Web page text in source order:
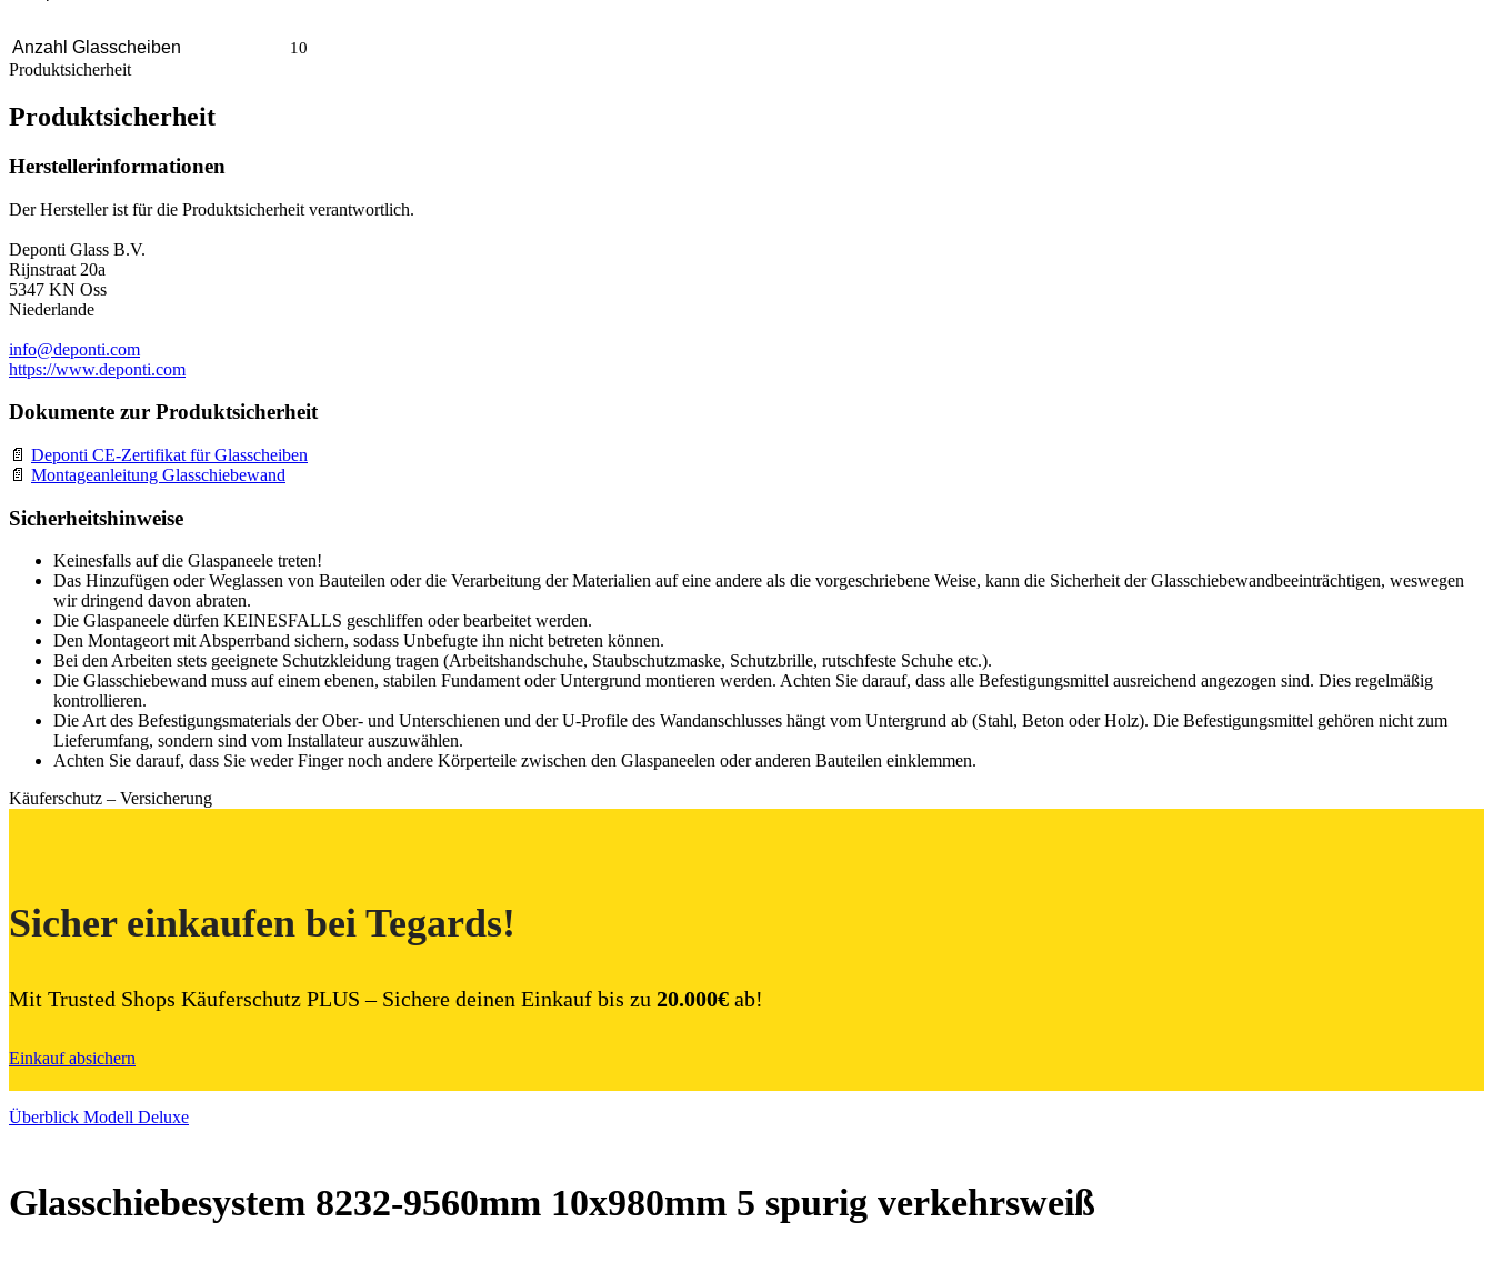
Anzahl Glasscheiben 10
Produktsicherheit
Produktsicherheit
Herstellerinformationen
Der Hersteller ist für die Produktsicherheit verantwortlich.
Deponti Glass B.V.
Rijnstraat 20a
5347 KN Oss
Niederlande
info@deponti.com
https://www.deponti.com
Dokumente zur Produktsicherheit
Deponti CE-Zertifikat für Glasscheiben
Montageanleitung Glasschiebewand
Sicherheitshinweise
Keinesfalls auf die Glaspaneele treten!
Das Hinzufügen oder Weglassen von Bauteilen oder die Verarbeitung der Materialien auf eine andere als die vorgeschriebene Weise, kann die Sicherheit der Glasschiebewandbeeinträchtigen, weswegen
wir dringend davon abraten.
Die Glaspaneele dürfen KEINESFALLS geschliffen oder bearbeitet werden.
Den Montageort mit Absperrband sichern, sodass Unbefugte ihn nicht betreten können.
Bei den Arbeiten stets geeignete Schutzkleidung tragen (Arbeitshandschuhe, Staubschutzmaske, Schutzbrille, rutschfeste Schuhe etc.).
Die Glasschiebewand muss auf einem ebenen, stabilen Fundament oder Untergrund montieren werden. Achten Sie darauf, dass alle Befestigungsmittel ausreichend angezogen sind. Dies regelmäßig
kontrollieren.
Die Art des Befestigungsmaterials der Ober- und Unterschienen und der U-Profile des Wandanschlusses hängt vom Untergrund ab (Stahl, Beton oder Holz). Die Befestigungsmittel gehören nicht zum
Lieferumfang, sondern sind vom Installateur auszuwählen.
Achten Sie darauf, dass Sie weder Finger noch andere Körperteile zwischen den Glaspaneelen oder anderen Bauteilen einklemmen.
Käuferschutz – Versicherung
Sicher einkaufen bei Tegards!
Mit Trusted Shops Käuferschutz PLUS – Sichere deinen Einkauf bis zu 20.000€ ab!
Einkauf absichern
Überblick Modell Deluxe
Glasschiebesystem 8232-9560mm 10x980mm 5 spurig verkehrsweiß